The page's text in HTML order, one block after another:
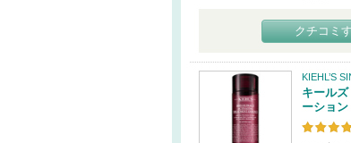
クチコミ
KIEHL’S
キール
ーション